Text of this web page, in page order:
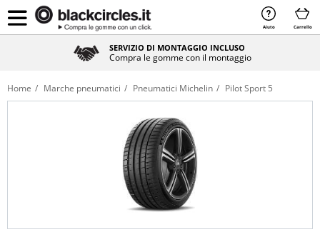
Aiuto Carrello
SERVIZIO DI MONTAGGIO INCLUSO
Compra le gomme con il montaggio
Home Marche pneumatici Pneumatici Michelin Pilot Sport 5